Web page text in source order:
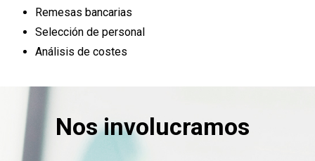
Remesas bancarias
Selección de personal
Análisis de costes
Nos involucramos